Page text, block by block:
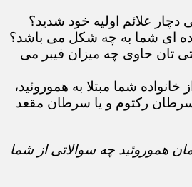
دچار علائم اولیه خود شدید؟
ای شما به چه شکل می باشد؟
تان حاوی چه میزان فیبر می
خانواده شما مبتلا به هموروئید،
رکتوم و یا سرطان مقعد
هموروئید چه سوالاتی از شما